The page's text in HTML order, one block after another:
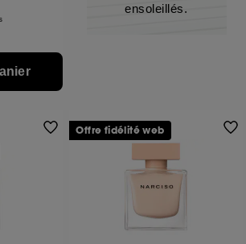
ensoleillés.
Offre fidélité web